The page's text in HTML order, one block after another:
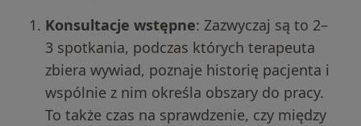
Konsultacje wstępne: Zazwyczaj są to 2–
3 spotkania, podczas których terapeuta
zbiera wywiad, poznaje historię pacjenta i
wspólnie z nim określa obszary do pracy.
To także czas na sprawdzenie, czy między